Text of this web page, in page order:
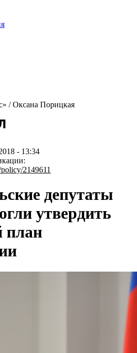
/Оксана Порицкая
- 13:34
2149611
депутаты
утвердить
план